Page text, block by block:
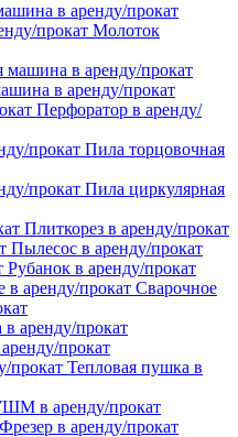
в аренду/прокат
Молоток
в аренду/прокат
Перфоратор в аренду/
Пила торцовочная
Пила циркулярная
Плиткорез в аренду/прокат
Пылесос в аренду/прокат
Рубанок в аренду/прокат
Сварочное
прокат
Тепловая пушка в
в аренду/прокат
Фрезер в аренду/прокат